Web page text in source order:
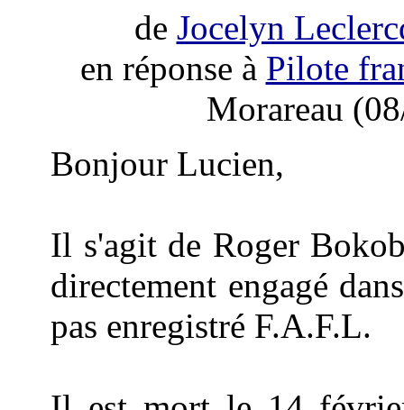
de Jocelyn
en réponse à Pilote
Morareau
Bonjour Lucien,
Il s'agit de Roger
directement engagé
pas enregistré F.A.F.L.